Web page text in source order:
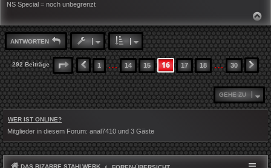
NS Special = noch unbegrenzt
C
H
O
B
E
N
ANTWORTEN
292 Beiträge SEITE 16 VON30
VORHERIGE
1 … 14 15 16 17 18 … 30
GEHE ZU
WER IST ONLINE?
Mitglieder in diesem Forum: anal7410 und 3 Gäste